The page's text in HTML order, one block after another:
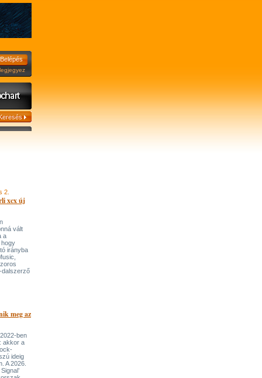
2.
xcx új
vált
a
hogy
irányba
dalszerző
meg az
ben
akkor a
ideig
A 2026.